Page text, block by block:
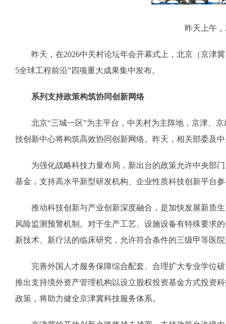
昨天上午
昨天，在2026中关村论坛年会开幕式上，北京（京津冀
5全球工程前沿”四项重大成果集中发布。
系列支持政策构筑协同创新网络
北京“三城一区”为主平台，中关村为主阵地，京津、京
技创新中心将构筑高效协同创新网络。昨天，相关部委及
为强化战略科技力量布局，新出台的政策允许中央部门
基金，支持高水平新型研发机构、企业性质科技创新平台
推动科技创新与产业创新深度融合，是加快发展新质生
风险监测预警机制。对于生产工艺、设施设备有特殊要求
新技术、新疗法的临床研究，允许符合条件的三级甲等医
完善外国人才服务保障综合配套、合理扩大专业学位硕
推出支持境外资产管理机构以设立股权投资基金方式投资
政策，将助力健全京津冀科技服务体系。